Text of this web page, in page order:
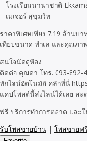
– โรงเรียนนานาชาติ
– เมเจอร์ สุขุมวิท
ราคาพิเศษเพียง 7.19 ล้านบา
เทียบขนาด ทำเล และคุณภา
สนใจนัดดูห้อง
ติดต่อ คุณดา โทร. 093-892-
ทักไลน์อัตโนมัติ คลิกที่นี่
แคปโพสต์นี้ส่งไลน์ได้เลย สะ
ฟรี บริการทำการตลาด และ
รับโพสขายบ้าน | โพสขายฟ